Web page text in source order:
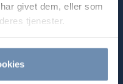
givet dem, eller som
tjenester.
Steen Hansen og